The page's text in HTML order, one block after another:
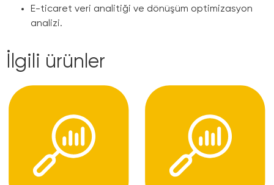
E-ticaret veri analitiği ve dönüşüm optimizasyon
analizi.
İlgili ürünler